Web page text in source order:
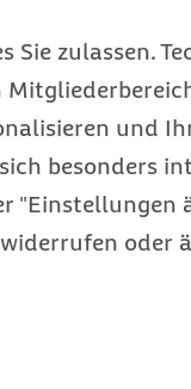
Sie zulassen.
und
besonders
oder
sowie die
regelt
der
in Höhe
eine Regelung,
Zudem